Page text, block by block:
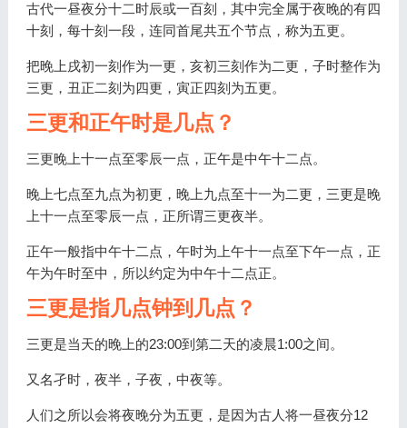
古代一昼夜分十二时辰或一百刻，其中完全属于夜晚的有四
十刻，每十刻一段，连同首尾共五个节点，称为五更。
把晚上戌初一刻作为一更，亥初三刻作为二更，子时整作为
三更，丑正二刻为四更，寅正四刻为五更。
三更和正午时是几点？
三更晚上十一点至零辰一点，正午是中午十二点。
晚上七点至九点为初更，晚上九点至十一为二更，三更是晚
上十一点至零辰一点，正所谓三更夜半。
正午一般指中午十二点，午时为上午十一点至下午一点，正
午为午时至中，所以约定为中午十二点正。
三更是指几点钟到几点？
三更是当天的晚上的23:00到第二天的凌晨1:00之间。
又名孑时，夜半，子夜，中夜等。
人们之所以会将夜晚分为五更，是因为古人将一昼夜分12